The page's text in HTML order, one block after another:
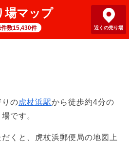
場マップ
数15,430件 近くの売り場
りの虎杖浜駅から徒歩約4分の
です。
くと、虎杖浜郵便局の地図上